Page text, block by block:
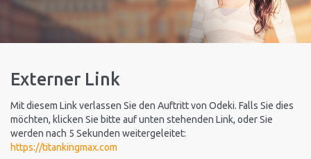
Externer Link
Mit diesem Link verlassen Sie den Auftritt von Odeki. Falls Sie dies
möchten, klicken Sie bitte auf unten stehenden Link, oder Sie
werden nach 5 Sekunden weitergeleitet:
https://titankingmax.com